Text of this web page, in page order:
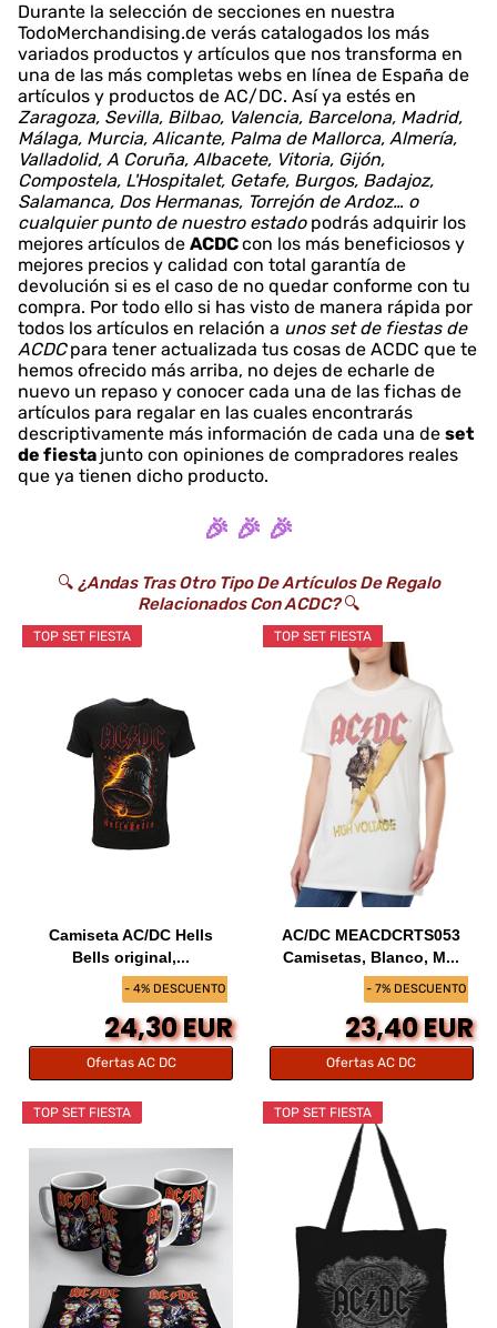
Durante la selección de secciones en nuestra
TodoMerchandising.de verás catalogados los más
variados productos y artículos que nos transforma en
una de las más completas webs en línea de España de
artículos y productos de AC/DC. Así ya estés en
Zaragoza, Sevilla, Bilbao, Valencia, Barcelona, Madrid,
Málaga, Murcia, Alicante, Palma de Mallorca, Almería,
Valladolid, A Coruña, Albacete, Vitoria, Gijón,
Compostela, L'Hospitalet, Getafe, Burgos, Badajoz,
Salamanca, Dos Hermanas, Torrejón de Ardoz… o
cualquier punto de nuestro estadopodrás adquirir los
mejores artículos de ACDCcon los más beneficiosos y
mejores precios y calidad con total garantía de
devolución si es el caso de no quedar conforme con tu
compra. Por todo ello si has visto de manera rápida por
todos los artículos en relación a unos set de fiestas de
ACDC para tener actualizada tus cosas de ACDC que te
hemos ofrecido más arriba, no dejes de echarle de
nuevo un repaso y conocer cada una de las fichas de
artículos para regalar en las cuales encontrarás
descriptivamente más información de cada una de set
de fiesta junto con opiniones de compradores reales
que ya tienen dicho producto.
🎉 🎉 🎉
🔍 ¿Andas Tras Otro Tipo De Artículos De Regalo
Relacionados Con ACDC?🔍
- 4% DESCUENTO
TOP SET FIESTA
Camiseta AC/DC Hells
Bells original,...
24,30 EUR
Ofertas AC DC
- 7% DESCUENTO
TOP SET FIESTA
AC/DC MEACDCRTS053
Camisetas, Blanco, M...
23,40 EUR
Ofertas AC DC
TOP SET FIESTA TOP SET FIESTA